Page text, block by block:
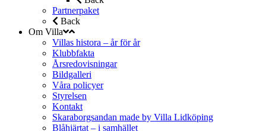
Partnerpaket
Back
Om Villa
Villas histora – år för år
Klubbfakta
Årsredovisningar
Bildgalleri
Våra policyer
Styrelsen
Kontakt
Skaraborgsandan made by Villa Lidköping
Blåhjärtat – i samhället